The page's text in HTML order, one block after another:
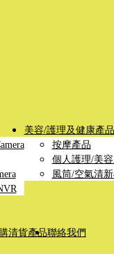
美容/護理及健康產品
按摩產品
個人護理/美
風筒/空氣清
清貨產品聯絡我們